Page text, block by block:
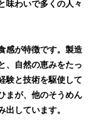
味わいで多くの人々
感が特徴です。製造
、自然の恵みをたっ
験と技術を駆使して
まが、他のそうめん
しています。